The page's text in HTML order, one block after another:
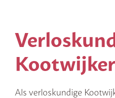
Als verloskundige